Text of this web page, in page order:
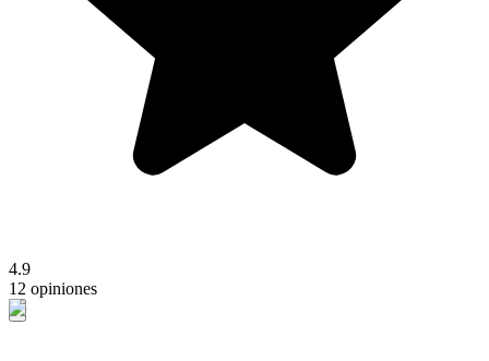
4.9
12 opiniones